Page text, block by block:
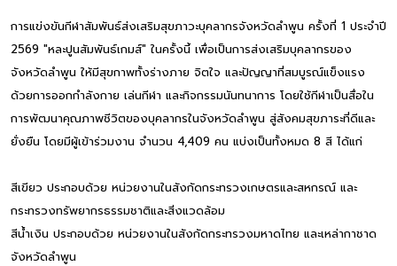
การแข่งขันกีฬาสัมพันธ์ส่งเสริมสุขภาวะบุคลากรจังหวัดลำพูน ครั้งที่ 1 ประจำปี
2569 "หละปูนสัมพันธ์เกมส์" ในครั้งนี้ เพื่อเป็นการส่งเสริมบุคลากรของ
จังหวัดลำพูน ให้มีสุขกาพทั้งร่างภาย จิตใจ และปัญญาที่สมบูรณ์แข็งแรง
ด้วยการออกกำลังกาย เล่นกีฬา และกิจกรรมนันทนาการ โดยใช้กีฬาเป็นสื่อใน
การพัฒนาคุณภาพชีวิตของบุคลากรในจังหวัดลำพูน สู่สังคมสุขภาระที่ดีและ
ยั่งยืน โดยมีผู้เข้าร่วมงาน จำนวน 4,409 คน แบ่งเป็นทั้งหมด 8 สี ได้แก่
สีเขียว ประกอบด้วย หน่วยงานในสังกัดกระทรวงเกษตรและสหกรณ์ และ
กระทรวงทรัพยากรธรรมชาติและสิ่งแวดล้อม
สีน้ำเงิน ประกอบด้วย หน่วยงานในสังกัดกระทรวงมหาดไทย และเหล่ากาชาด
จังหวัดลำพูน